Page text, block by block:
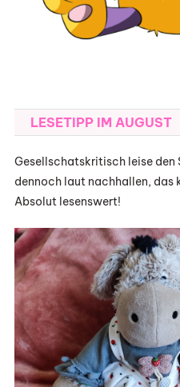
LESETIPP IM AUGUST
Gesellschatskritisch leise den
dennoch laut nachhallen, das
Absolut lesenswert!